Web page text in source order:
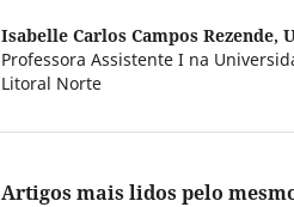
Isabelle Carlos Campos Rezende,
Professora Assistente I na
Litoral Norte
Artigos mais lidos pelo